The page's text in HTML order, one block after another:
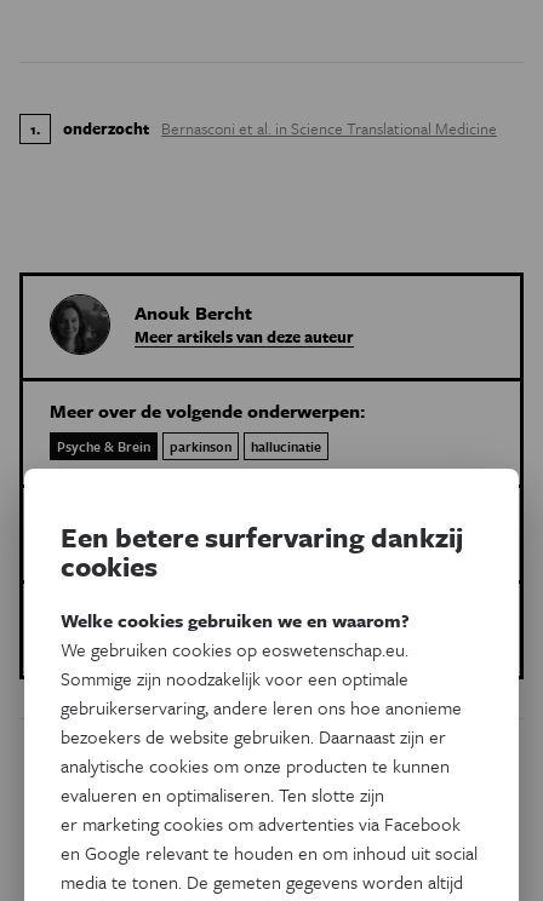
1. onderzocht Bernasconi et al. in Science Translational Medicine
Anouk Bercht
Meer artikels van deze auteur
Meer over de volgende onderwerpen:
Psyche & Brein parkinson hallucinatie
Eos Wetenschap
Gepubliceerd op:
05 mei 2021
Dit artikel delen op:
Facebook Twitter Linkedin
Een betere surfervaring dankzij
cookies
Welke cookies gebruiken we en waarom?
We gebruiken cookies op eoswetenschap.eu.
Sommige zijn noodzakelijk voor een optimale
gebruikerservaring, andere leren ons hoe anonieme
bezoekers de website gebruiken. Daarnaast zijn er
analytische cookies om onze producten te kunnen
evalueren en optimaliseren. Ten slotte zijn
er marketing cookies om advertenties via Facebook
en Google relevant te houden en om inhoud uit social
media te tonen. De gemeten gegevens worden altijd